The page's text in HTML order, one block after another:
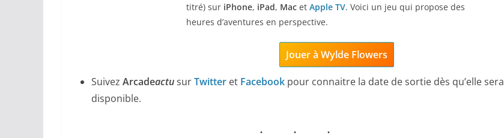
titré) sur iPhone, iPad, Macet Apple TV. Voici un jeu qui propose des
heures d’aventures en perspective.
Jouer à Wylde Flowers
Suivez ArcadeactusurTwitter et Facebook pour connaitre la date de sortie dès qu’elle sera
disponible.